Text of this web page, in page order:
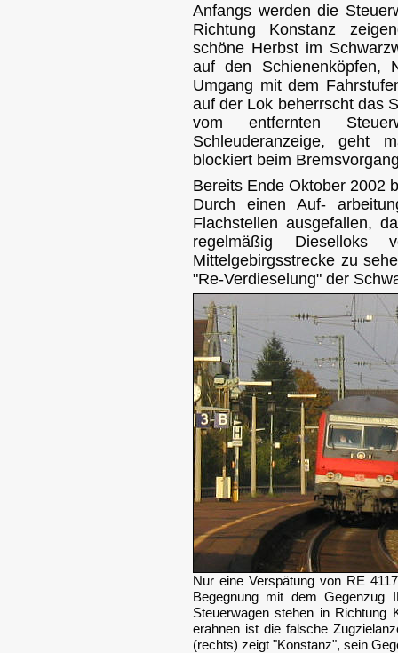
Anfangs werden die
Richtung Konstanz
schöne Herbst im
auf den Schienenköpfen,
Umgang mit dem
auf der Lok beherrscht das
vom entfernten
Schleuderanzeige, geht
blockiert beim
Bereits Ende Oktober 2002
Durch einen Auf-
Flachstellen ausgefallen,
regelmäßig
Mittelgebirgsstrecke zu
"Re-Verdieselung" der
Nur eine Verspätung von RE
Begegnung mit dem Gegenzug
Steuerwagen stehen in Richtung
erahnen ist die falsche
(rechts) zeigt "Konstanz", sein